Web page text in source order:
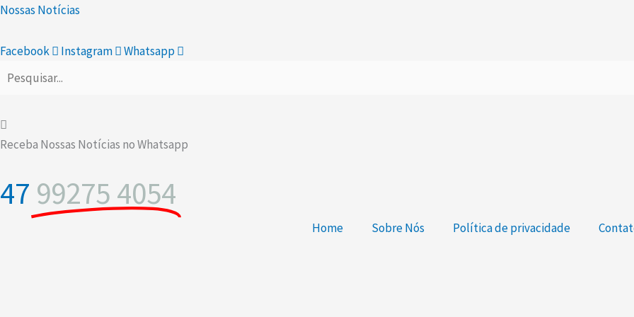
Ir
o
Nossas Notícias
Facebook Instagram Whatsapp
Receba Nossas Notícias no Whatsapp
47 99275 4054
Home Sobre Nós Política de privacidade